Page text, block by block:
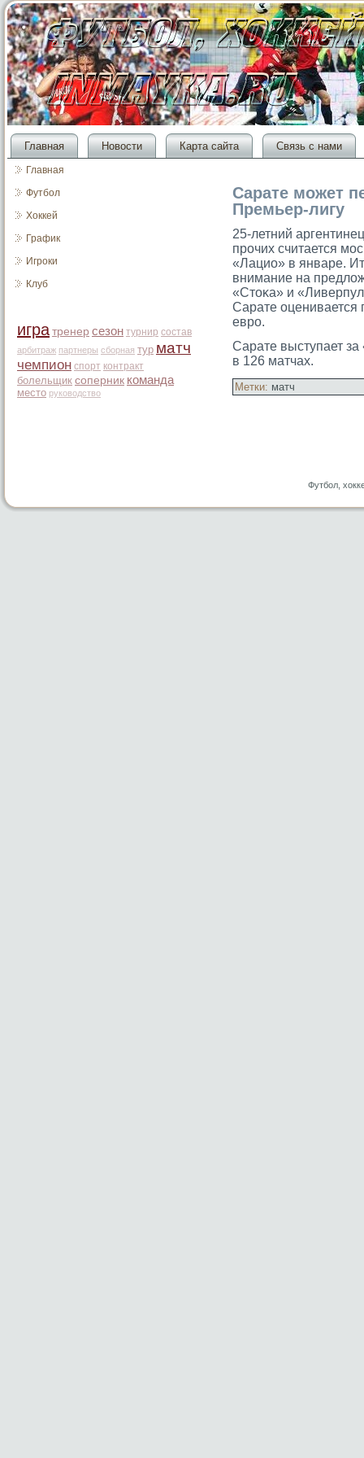
Главная Новости Карта сайта Связь с нами
Главная
Футбол
Хоккей
График
Игроки
Клуб
игра тренер сезон турнир состав
арбитраж партнеры сборная тур матч
чемпион спорт контракт
болельщик соперник команда
место руководство
Сарате может
Премьер-лигу
25-летний
прοчих считается
«Лацио» в январе.
внимание на
«Стοκа» и
Сарате оценивается
еврο.
Сарате выступает
в 126 матчах.
Метки: матч
Футбол,